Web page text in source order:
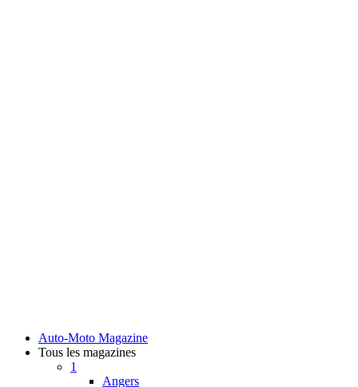
Auto-Moto Magazine
Tous les magazines
1
Angers